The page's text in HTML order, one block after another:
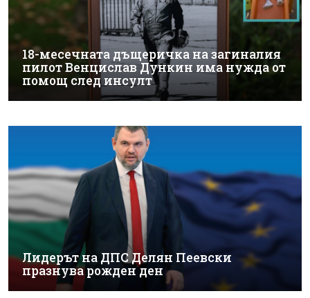
18-месечната дъщеричка на загиналия
пилот Венцислав Дункин има нужда от
помощ след инсулт
Лидерът на ДПС Делян Пеевски
празнува рожден ден